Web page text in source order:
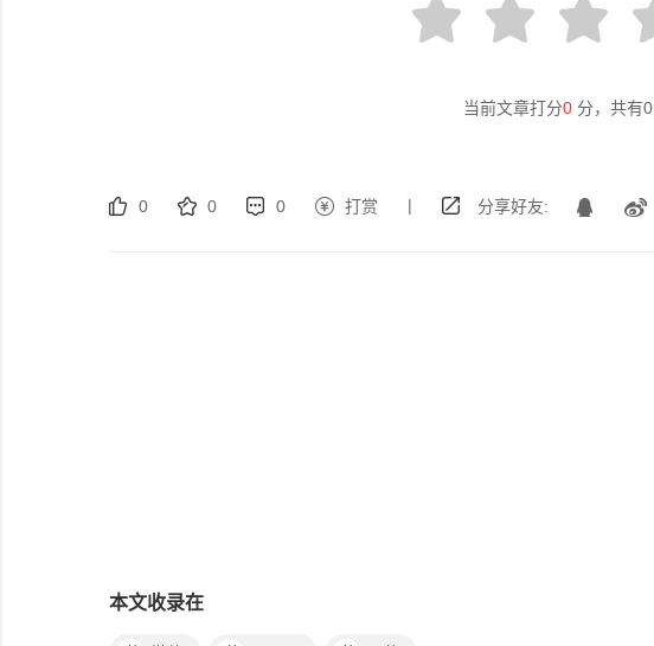
当前文章打分0 分，共有0
0 0 0 打赏 | 分享好友:
本文收录在